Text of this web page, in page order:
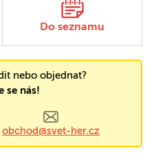
Do seznamu
nebo objednat?
se nás!
obchod@svet-her.cz